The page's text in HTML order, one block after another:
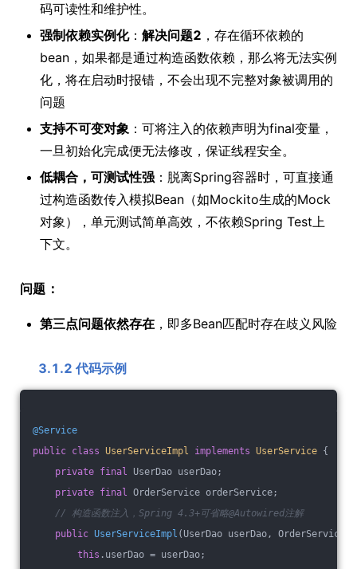
码可读性和维护性。
强制依赖实例化： 解决问题2 ，存在循环依赖的
bean，如果都是通过构造函数依赖，那么将无法实例
化，将在启动时报错，不会出现不完整对象被调用的
问题
支持不可变对象 ：可将注入的依赖声明为final变量，
一旦初始化完成便无法修改，保证线程安全。
低耦合，可测试性强 ：脱离Spring容器时，可直接通
过构造函数传入模拟Bean（如Mockito生成的Mock
对象），单元测试简单高效，不依赖Spring Test上
下文。
问题：
第三点问题依然存在 ，即多Bean匹配时存在歧义风险
3.1.2 代码示例
@Service
public class UserServiceImpl implements UserService {
private final UserDao userDao;
private final OrderService orderService;
// 构造函数注入，Spring 4.3+可省略@Autowired注解
public UserServiceImpl (UserDao userDao, OrderService
this .userDao = userDao;